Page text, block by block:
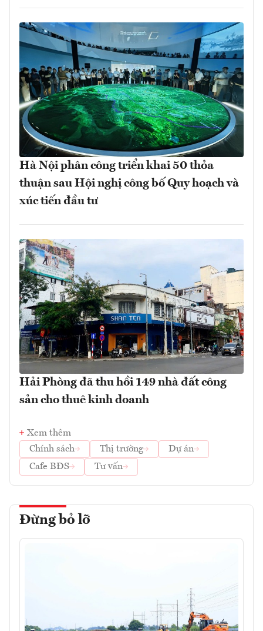
Hà Nội phân công triển khai 50 thỏa
thuận sau Hội nghị công bố Quy hoạch và
xúc tiến đầu tư
Hải Phòng đã thu hồi 149 nhà đất công
sản cho thuê kinh doanh
Xem thêm
Chính sách
Thị trường
Dự án
Cafe BĐS
Tư vấn
Đừng bỏ lỡ